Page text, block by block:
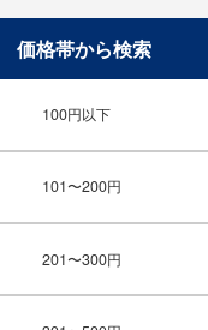
価格帯から検索
100円以下
101〜200円
201〜300円